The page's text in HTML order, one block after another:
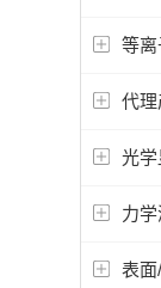
等
代理
光
力
表